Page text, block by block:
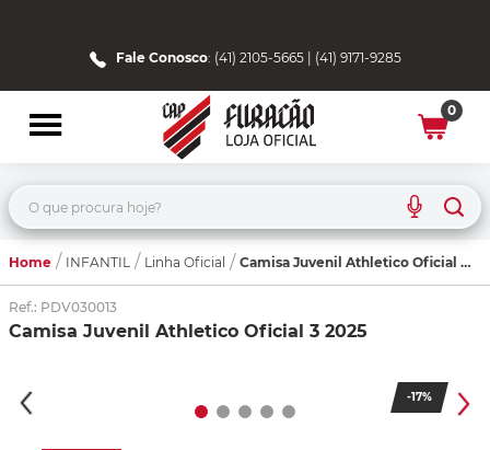
Fale Conosco: (41) 2105-5665 | (41) 9171-9285
0
O que procura hoje?
Home INFANTIL Linha Oficial Camisa Juvenil Athletico Oficial 3 2025
Ref.: PDV030013
Camisa Juvenil Athletico Oficial 3 2025
-17%